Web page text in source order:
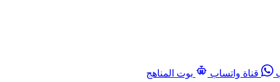
قناة واتساب
بوت المناهج